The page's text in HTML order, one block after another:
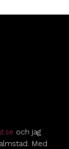
och jag
Med